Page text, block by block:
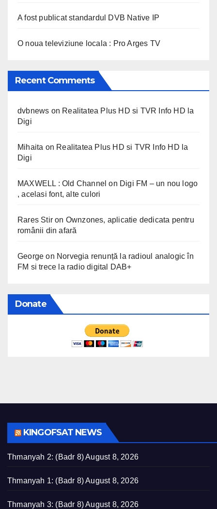
A fost publicat standardul DVB Native IP
O noua televiziune locala : Pro Arges TV
Recent Comments
dvbnews on Realitatea Plus HD si TVR Info HD la
Digi
Mihaita on Realitatea Plus HD si TVR Info HD la
Digi
MAXWELL : Old Channel on Digi FM – un nou logo
, acelasi font, alte culori
Rares Stir on Ownzones, aplicatie dedicata pentru
românii din afară
George on Norvegia renunță la radioul analogic în
FM si trece la radio digital DAB+
Donate
KINGOFSAT NEWS
Thmanyah 2: (Badr 8)August 8, 2026
Thmanyah 1: (Badr 8)August 8, 2026
Thmanyah 3: (Badr 8)August 8, 2026